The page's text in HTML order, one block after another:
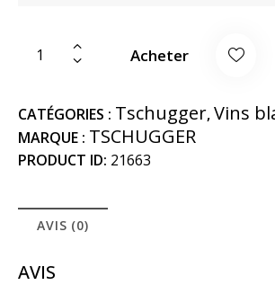
Acheter
CATÉGORIES : Tschugger,Vins
MARQUE : TSCHUGGER
PRODUCT ID: 21663
AVIS (0)
AVIS